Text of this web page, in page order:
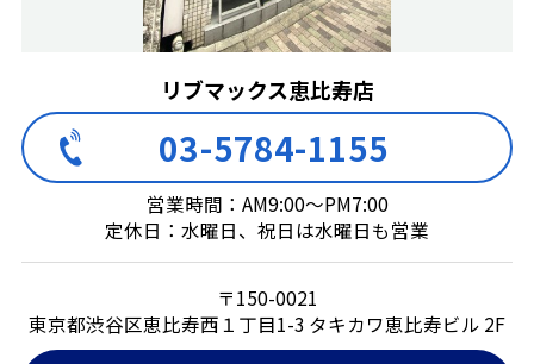
リブマックス恵比寿店
03-5784-1155
営業時間：AM9:00～PM7:00
定休日：水曜日、祝日は水曜日も営業
〒150-0021
東京都渋谷区恵比寿西１丁目1-3 タキカワ恵比寿ビル 2F